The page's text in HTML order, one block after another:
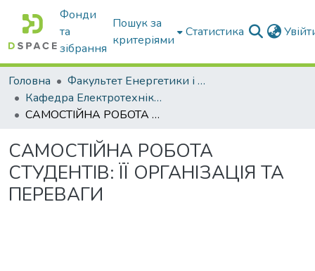
Фонди
та
зібрання
Пошук за
критеріями
Статистика
Головна
Факультет Енергетики і комп'ютерних технологій
Кафедра Електротехніки і електромеханіки ім. проф. В.В. Овчарова
САМОСТІЙНА РОБОТА СТУДЕНТІВ: ЇЇ ОРГАНІЗАЦІЯ ТА ПЕРЕВАГИ
САМОСТІЙНА РОБОТА
СТУДЕНТІВ: ЇЇ ОРГАНІЗАЦІЯ ТА
ПЕРЕВАГИ